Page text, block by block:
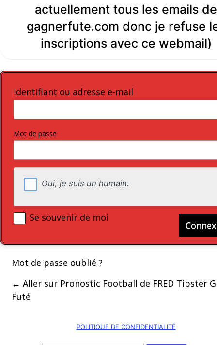
actuellement tous les emails de
gagnerfute.com donc je refuse
inscriptions avec ce webmail)
Identifiant ou adresse e-mail
Mot de passe
Oui, je suis un humain.
Se souvenir de moi
Mot de passe oublié ?
← Aller sur Pronostic Football de FRED Tipster
Futé
POLITIQUE DE CONFIDENTIALITÉ